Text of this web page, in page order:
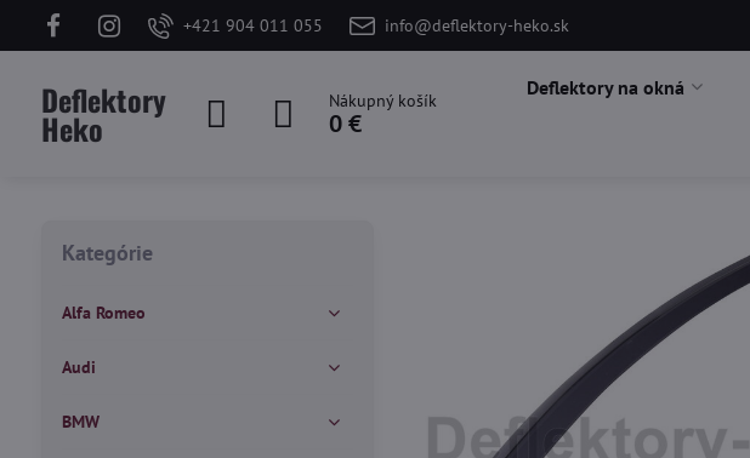
+421 904 011 055 info@deflektory-heko.sk
Deflektory
Heko
Nákupný košík
0 €
Deflektory na okná
Kategórie
Alfa Romeo
Audi
BMW